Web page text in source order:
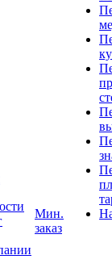
Мин.
заказ